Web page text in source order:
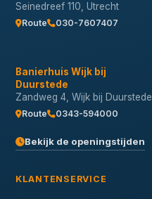
Seinedreef 110, Utrecht
Route 030-7607407
Banierhuis Wijk bij
Duurstede
Zandweg 4, Wijk bij Duurstede
Route 0343-594000
Bekijk de openingstijden
KLANTENSERVICE